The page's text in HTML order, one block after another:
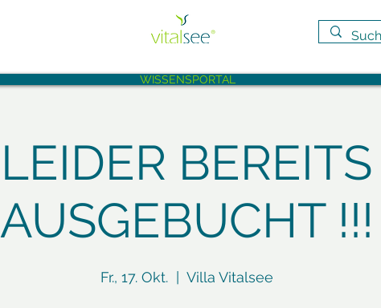
WISSENSPORTAL
LEIDER BEREITS
AUSGEBUCHT !!!
Fr., 17. Okt.
  |
Villa Vitalsee